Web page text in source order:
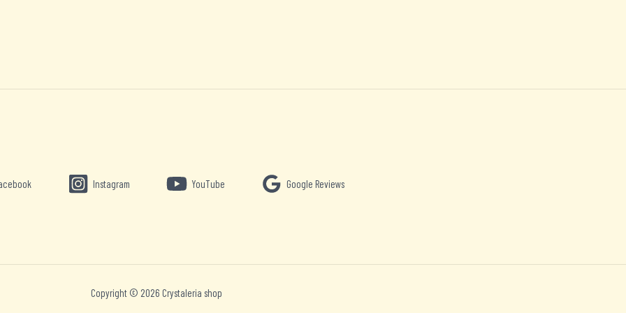
Instagram YouTube Google Reviews
Copyright © 2026 Crystaleria shop